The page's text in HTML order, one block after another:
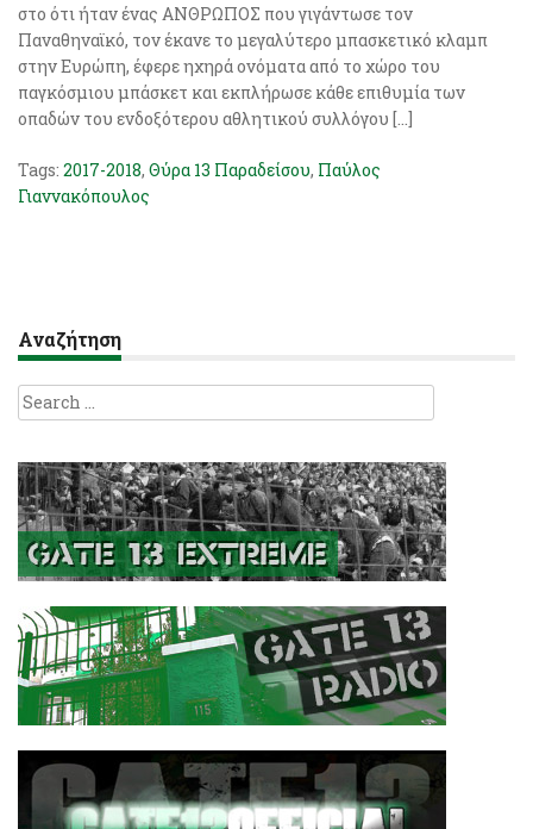
στο ότι ήταν ένας ΑΝΘΡΩΠΟΣ που γιγάντωσε τον
Παναθηναϊκό, τον έκανε το μεγαλύτερο μπασκετικό κλαμπ
στην Ευρώπη, έφερε ηχηρά ονόματα από το χώρο του
παγκόσμιου μπάσκετ και εκπλήρωσε κάθε επιθυμία των
οπαδών του ενδοξότερου αθλητικού συλλόγου […]
Tags: 2017-2018, Θύρα 13 Παραδείσου, Παύλος
Γιαννακόπουλος
Αναζήτηση
Search
for: